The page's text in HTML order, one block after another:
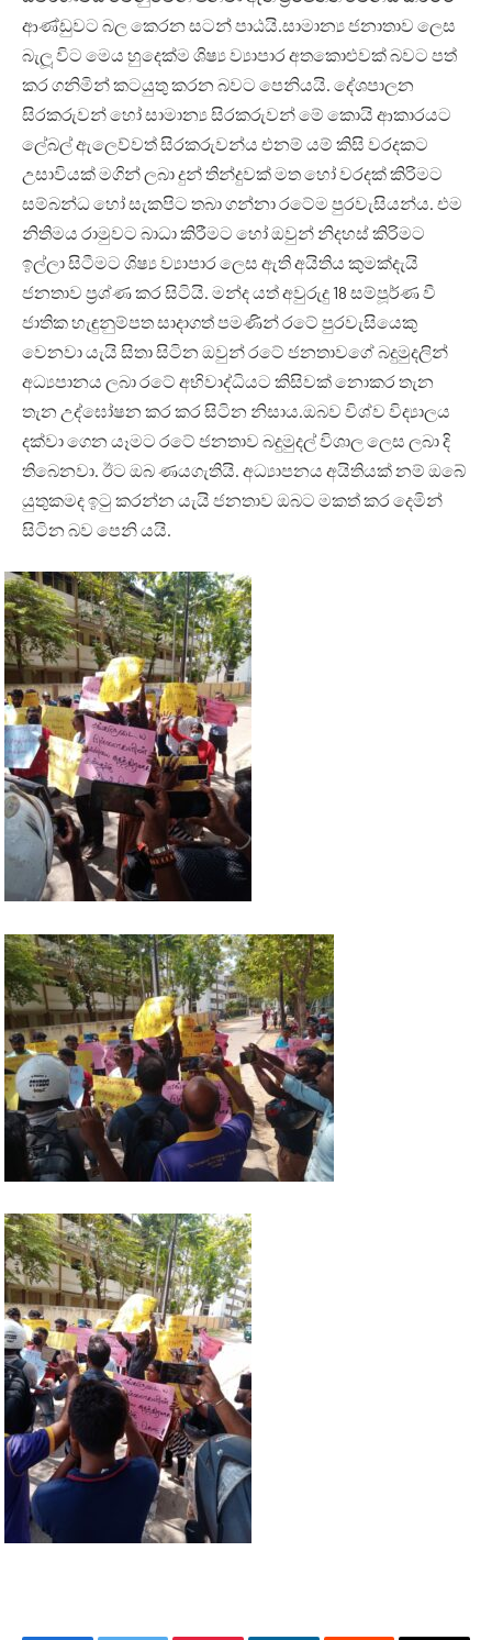
ආණ්ඩුවට බල කෙරන සටන් පාඨයි.සාමාන්‍ය ජනාතාව ලෙස
බැලූ විට මෙය හුදෙක්ම ශිෂ්‍ය ව්‍යාපාර අතකොළුවක් බවට පත්
කර ගනිමින් කටයුතු කරන බවට පෙනියයි. දේශපාලන
සිරකරුවන් හෝ සාමාන්‍ය සිරකරුවන් මේ කොයි ආකාරයට
ලේබල් ඇලෙව්වත් සිරකරුවන්ය එනම් යම් කිසි වරදකට
උසාවියක් මගින් ලබා දුන් තින්දුවක් මත හෝ වරදක් කිරිමට
සම්බන්ධ හෝ සැකපිට තබා ගන්නා රටේම පුරවැසියන්ය. එම
නිතිමය රාමුවට බාධා කිරීමට හෝ ඔවුන් නිදහස් කිරිමට
ඉල්ලා සිටීමට ශිෂ්‍ය ව්‍යාපාර ලෙස ඇති අයිතිය කුමක්දැයි
ජනතාව ප්‍රශ්ණ කර සිටියි. මන්ද යත් අවුරුදු 18 සම්පූර්ණ වී
ජාතික හැඳුනුම්පත සාදාගත් පමණින් රටේ පුරවැසියෙකු
වෙනවා යැයි සිතා සිටින ඔවුන් රටේ ජනතාවගේ බදුමුදලින්
අධ්‍යපානය ලබා රටේ අභිවාද්ධියට කිසිවක් නොකර තැන
තැන උද්ඝෝෂන කර කර සිටින නිසාය.ඔබව විශ්ව විද්‍යාලය
දක්වා ගෙන යෑමට රටේ ජනතාව බදුමුදල් විශාල ලෙස ලබා දි
තිබෙනවා. ඊට ඔබ ණයගැතියි. අධ්‍යාපනය අයිතියක් නම් ඔබේ
යුතුකමද ඉටු කරන්න යැයි ජනතාව ඔබට මකත් කර දෙමින්
සිටින බව පෙනි යයි.